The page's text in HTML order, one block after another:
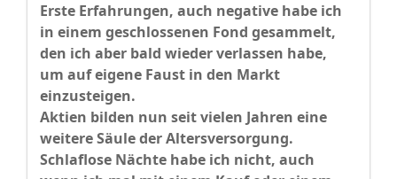
Erste Erfahrungen, auch negative habe ich
in einem geschlossenen Fond gesammelt,
den ich aber bald wieder verlassen habe,
um auf eigene Faust in den Markt
einzusteigen.
Aktien bilden nun seit vielen Jahren eine
weitere Säule der Altersversorgung.
Schlaflose Nächte habe ich nicht, auch